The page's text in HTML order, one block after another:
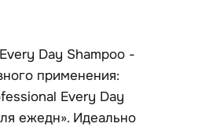
Day Shampoo -
применения:
Every Day
ежедн». Идеально